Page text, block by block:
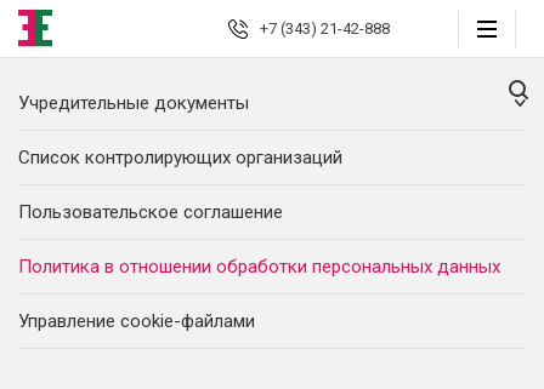
+7 (343) 21-42-888
Екатеринбург
услуги
Автоюрист
Страховые споры
Учредительные документы
Список контролирующих организаций
Пользовательское соглашение
Политика в отношении обработки персональных данных
Управление сookie-файлами